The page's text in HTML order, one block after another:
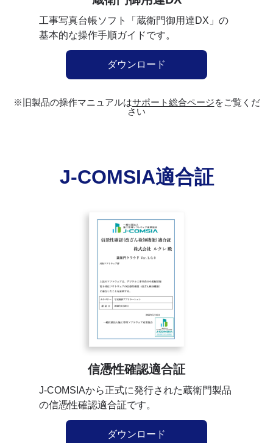
工事写真台帳ソフト「蔵衛門御用達DX」の
基本的な操作手順ガイドです。
ダウンロード
※旧製品の操作マニュアルはサポート総合ページをご覧くだ
さい
J-COMSIA適合証
信憑性確認適合証
J-COMSIAから正式に発行された蔵衛門製品
の信憑性確認適合証です。
ダウンロード